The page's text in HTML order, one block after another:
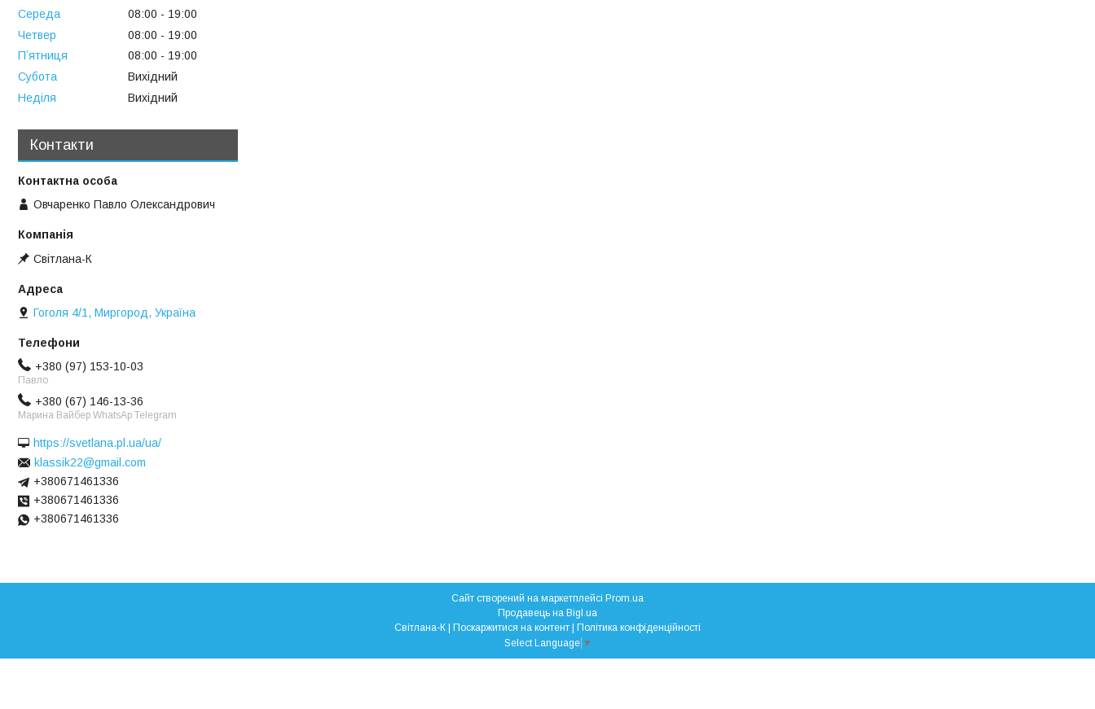
Середа
08:00
19:00
Четвер
08:00
19:00
Пʼятниця
08:00
19:00
Субота
Вихідний
Неділя
Вихідний
Контакти
Овчаренко Павло Олександрович
Свiтлана-К
Гоголя 4/1, Миргород, Україна
+380 (97) 153-10-03
Павло
+380 (67) 146-13-36
Марина Вайбер WhatsAp Telegram
https://svetlana.pl.ua/ua/
klassik22@gmail.com
+380671461336
+380671461336
+380671461336
Сайт створений на маркетплейсі Prom.ua
Продавець на Bigl.ua
Поскаржитися на контент
Політика конфіденційності
Select Language ▼